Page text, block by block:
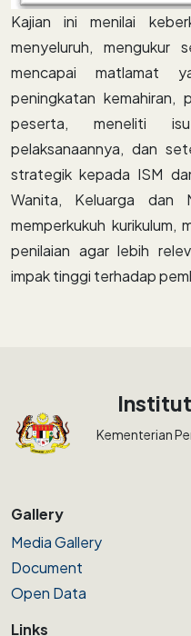
Kajian ini menilai
menyeluruh, mengukur
mencapai matlamat
peningkatan kemahiran,
peserta, meneliti
pelaksanaannya, dan
strategik kepada ISM
Wanita, Keluarga dan
memperkukuh kurikulum,
penilaian agar lebih
impak tinggi terhadap
Kementerian
Gallery
Media Gallery
Document
Open Data
Links